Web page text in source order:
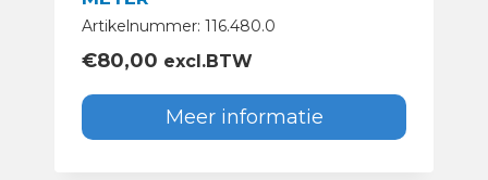
Artikelnummer: 116.480.0
€80,00 excl.BTW
Meer informatie